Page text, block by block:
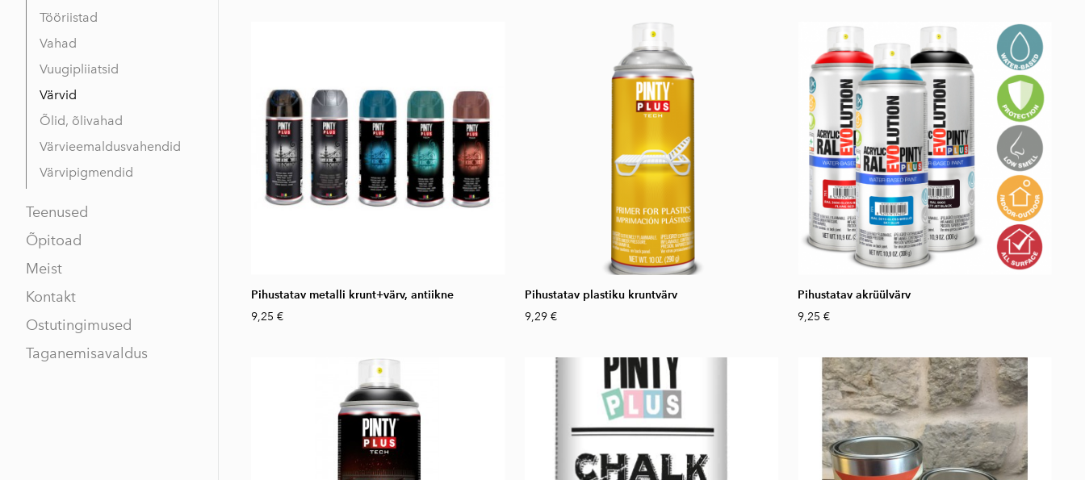
Tööriistad
Vahad
Vuugipliiatsid
Värvid
Õlid, õlivahad
Värvieemaldusvahendid
Värvipigmendid
Teenused
Õpitoad
Meist
Kontakt
Ostutingimused
Taganemisavaldus
Pihustatav metalli krunt+värv, antiikne
9,25 €
Pihustatav plastiku kruntvärv
9,29 €
Pihustatav akrüülvärv
9,25 €